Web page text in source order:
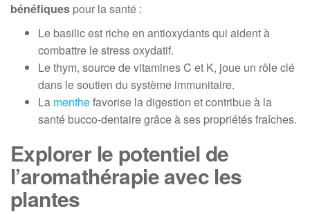
bénéfiques pour la santé :
Le basilic est riche en antioxydants qui aident à
combattre le stress oxydatif.
Le thym, source de vitamines C et K, joue un rôle clé
dans le soutien du système immunitaire.
La menthefavorise la digestion et contribue à la
santé bucco-dentaire grâce à ses propriétés fraîches.
Explorer le potentiel de
l’aromathérapie avec les
plantes